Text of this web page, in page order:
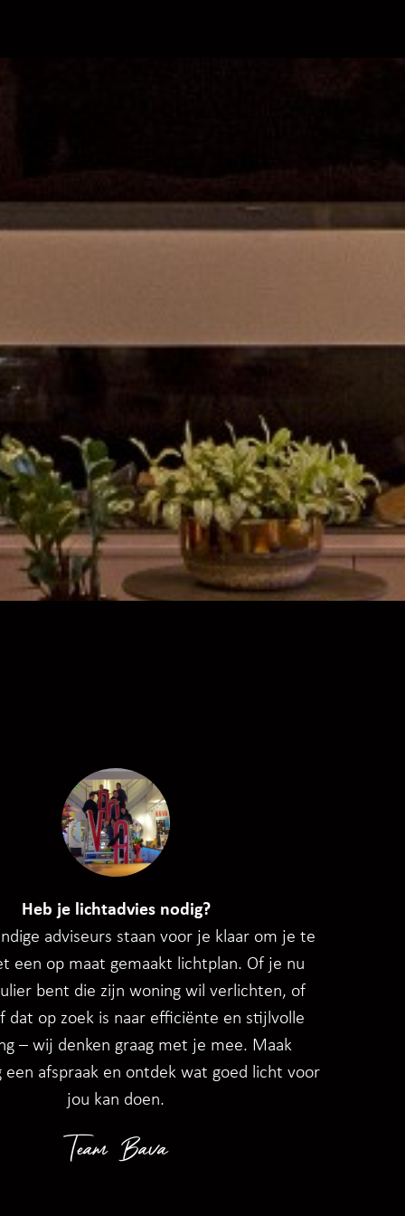
Heb je lichtadvies nodig?
adviseurs staan voor je klaar om je te
een op maat gemaakt lichtplan. Of je nu
bent die zijn woning wil verlichten, of
dat op zoek is naar efficiënte en stijlvolle
– wij denken graag met je mee. Maak
een afspraak en ontdek wat goed licht voor
jou kan doen.
Team Bava